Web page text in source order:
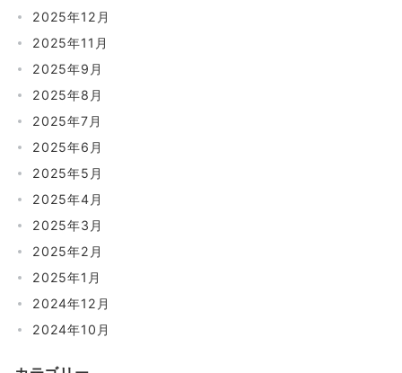
2025年12月
2025年11月
2025年9月
2025年8月
2025年7月
2025年6月
2025年5月
2025年4月
2025年3月
2025年2月
2025年1月
2024年12月
2024年10月